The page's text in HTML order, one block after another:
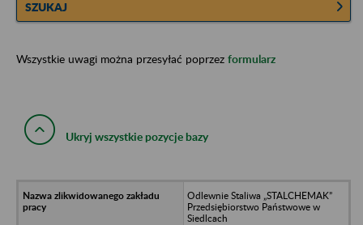
SZUKAJ
Wszystkie uwagi można przesyłać poprzez formularz
Ukryj wszystkie pozycje bazy
Odlewnie Staliwa „STALCHEMAK”
Przedsiębiorstwo Państwowe w
Siedlcach